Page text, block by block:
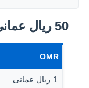
50 ريال عماني كم د.م.‏ درهم مغربى اليوم؟
OMR
1 ريال عمانى